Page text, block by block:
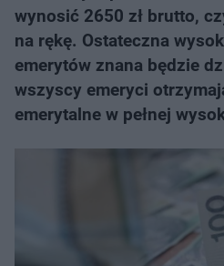
wynosić 2650 zł brutto,
na rękę. Ostateczna
emerytów znana będzie
wszyscy emeryci
emerytalne w pełnej